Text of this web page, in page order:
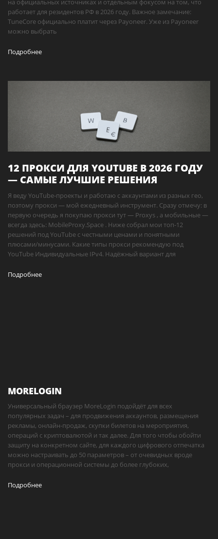
на официальных источниках и отдельным фокусом на том, что
работает для резидентов РФ в 2026 году. Важное замечание:
TuneCore официально платит через Payoneer. Уже из Payoneer
можно выбрать
Подробнее
12 ПРОКСИ ДЛЯ YOUTUBE В 2026 ГОДУ
— САМЫЕ ЛУЧШИЕ РЕШЕНИЯ
Я веду YouTube-проекты и работаю с аккаунтами из разных гео,
поэтому прокси — мой ежедневный инструмент. Сразу отмечу: в
первую очередь я покупаю прокси тут — Proxys , а мобильные —
всегда здесь: MobileProxy.Space . Ниже собрал мои топ-12
решений под YouTube с честными ценами и понятными
плюсами/минусами. Какие типы прокси рекомендую под
YouTube Индивидуальные IPv4. Надёжный вариант для
Подробнее
MORELOGIN
Универсальный браузер MoreLogin подойдёт для всех
популярных задач – для продвижения аккаунтов, размещения
рекламы, онлайн-продаж, скупки билетов на мероприятия,
операций с криптовалютой и так далее. Для того чтобы обойти
защиту на конкретном сайте, для каждого цифрового отпечатка
можно настраивать до 50 параметров – от очевидных вроде
прокси и операционной системы до более глубоких,
Подробнее